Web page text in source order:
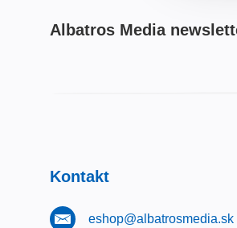
Albatros Media
Kontakt
eshop@albatrosmedia.sk